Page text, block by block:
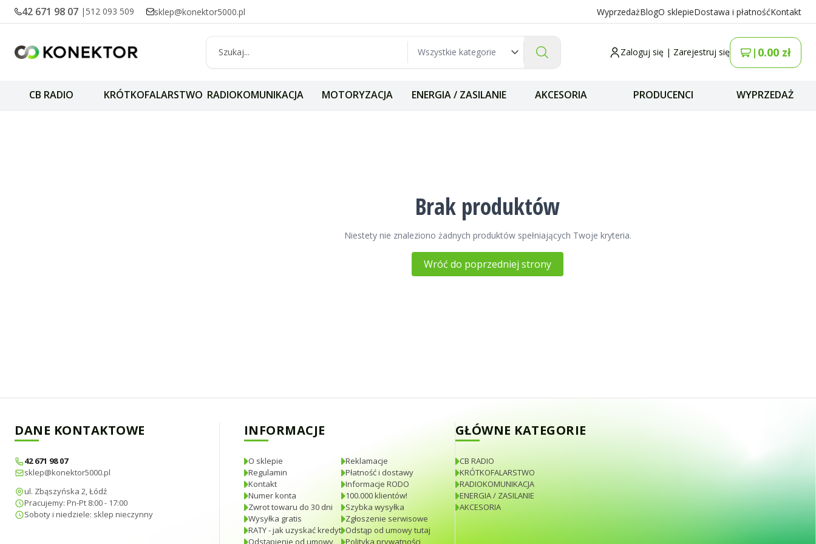
42 671 98 07 | 512 093 509 sklep@konektor5000.pl WyprzedażBlogO sklepieDostawa i płatnośćKontakt
Zaloguj się | Zarejestruj się | 0.00 zł
CB RADIO KRÓTKOFALARSTWO RADIOKOMUNIKACJA MOTORYZACJA ENERGIA / ZASILANIE AKCESORIA PRODUCENCI WYPRZEDAŻ
Brak produktów
Niestety nie znaleziono żadnych produktów spełniających Twoje kryteria.
Wróć do poprzedniej strony
DANE KONTAKTOWE
42 671 98 07
sklep@konektor5000.pl
ul. Zbąszyńska 2, Łódź
Pracujemy: Pn-Pt 8:00 - 17:00
Soboty i niedziele: sklep nieczynny
INFORMACJE
O sklepie
Regulamin
Kontakt
Numer konta
Zwrot towaru do 30 dni
Wysyłka gratis
RATY - jak uzyskać kredyt
Odstąpienie od umowy
Reklamacje
Płatność i dostawy
Informacje RODO
100.000 klientów!
Szybka wysyłka
Zgłoszenie serwisowe
Odstąp od umowy tutaj
Polityka prywatności
GŁÓWNE KATEGORIE
CB RADIO
KRÓTKOFALARSTWO
RADIOKOMUNIKACJA
ENERGIA / ZASILANIE
AKCESORIA